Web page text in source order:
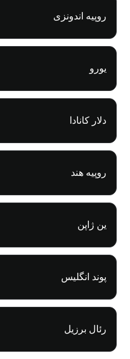
روپیه اندونزی
یورو
دلار کانادا
روپیه هند
ین ژاپن
پوند انگلیس
رئال برزیل